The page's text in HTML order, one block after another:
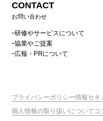
CONTACT
お問い合わせ
研修やサービスについて
協業やご提案
広報・PRについて
プライバシーポリシー情報セキ
個人情報の取り扱いについて コ